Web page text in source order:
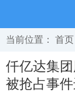
当前位置： 首页
仟亿达集
被抢占事